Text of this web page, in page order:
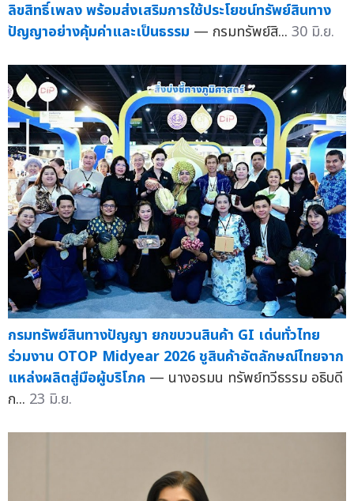
ลิขสิทธิ์เพลง พร้อมส่งเสริมการใช้ประโยชน์ทรัพย์สินทาง
ปัญญาอย่างคุ้มค่าและเป็นธรรม — กรมทรัพย์สิ... 30 มิ.ย.
กรมทรัพย์สินทางปัญญา ยกขบวนสินค้า GI เด่นทั่วไทย
ร่วมงาน OTOP Midyear 2026 ชูสินค้าอัตลักษณ์ไทยจาก
แหล่งผลิตสู่มือผู้บริโภค — นางอรมน ทรัพย์ทวีธรรม อธิบดี
ก... 23 มิ.ย.